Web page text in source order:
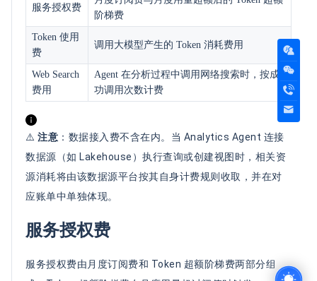
服务授权费
阶梯费
Token 使用
费
调用大模型产生的 Token 消耗费用
Web Search
费用
Agent 在分析过程中调用网络搜索时，按成
功调用次数计费
⚠️ 注意 ：数据接入费不含在内。当 Analytics Agent 连接
数据源（如 Lakehouse）执行查询或创建视图时，相关资
源消耗将由该数据源平台按其自身计费规则收取，并在对
应账单中单独体现。
服务授权费
服务授权费由月度订阅费和 Token 超额阶梯费两部分组